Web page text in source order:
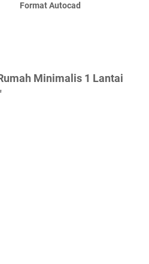
Format Autocad
Minimalis 1 Lantai